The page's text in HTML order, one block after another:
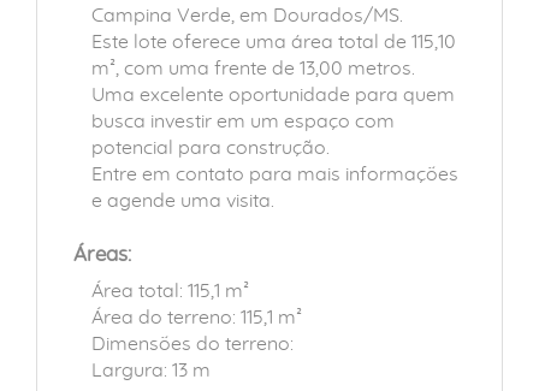
Campina Verde, em Dourados/MS.
Este lote oferece uma área total de 115,10
m², com uma frente de 13,00 metros.
Uma excelente oportunidade para quem
busca investir em um espaço com
potencial para construção.
Entre em contato para mais informações
e agende uma visita.
Áreas:
Área total: 115,1 m²
Área do terreno: 115,1 m²
Dimensões do terreno:
Largura: 13 m